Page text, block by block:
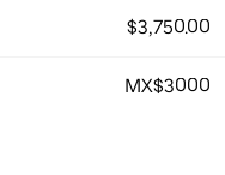
$3,750.00
MX$3000